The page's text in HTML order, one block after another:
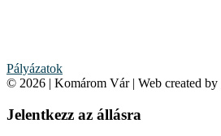
Pályázatok
© 2026 | Komárom Vár | Web created by
Jelentkezz az állásra